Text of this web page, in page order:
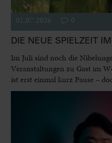
01.07.2026 0
DIE NEUE SPIELZEIT
Im Juli sind noch die
Veranstaltungen zu Gast im
ist erst einmal kurz Pause –